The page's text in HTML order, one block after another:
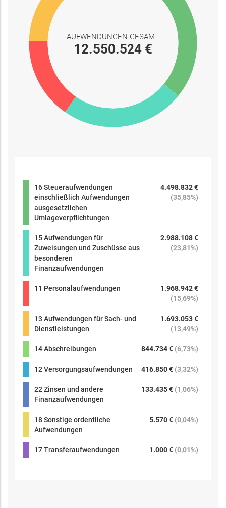
AUFWENDUNGEN GESAMT
12.550.524 €
16 Steueraufwendungen
einschließlich Aufwendungen
ausgesetzlichen
Umlageverpflichtungen
4.498.832 €
(35,85%)
15 Aufwendungen für
Zuweisungen und Zuschüsse aus
besonderen
Finanzaufwendungen
2.988.108 €
(23,81%)
11 Personalaufwendungen
1.968.942 €
(15,69%)
13 Aufwendungen für Sach- und
Dienstleistungen
1.693.053 €
(13,49%)
14 Abschreibungen 844.734 € (6,73%)
12 Versorgungsaufwendungen 416.850 € (3,32%)
22 Zinsen und andere
Finanzaufwendungen
133.435 € (1,06%)
18 Sonstige ordentliche
Aufwendungen
5.570 € (0,04%)
17 Transferaufwendungen 1.000 € (0,01%)